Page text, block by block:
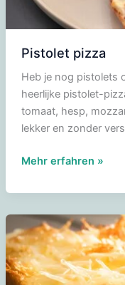
Pistolet pizza
Heb je nog pistolets
heerlijke pistolet-
tomaat, hesp,
lekker en zonder
Pistolet
Mehr erfahren »